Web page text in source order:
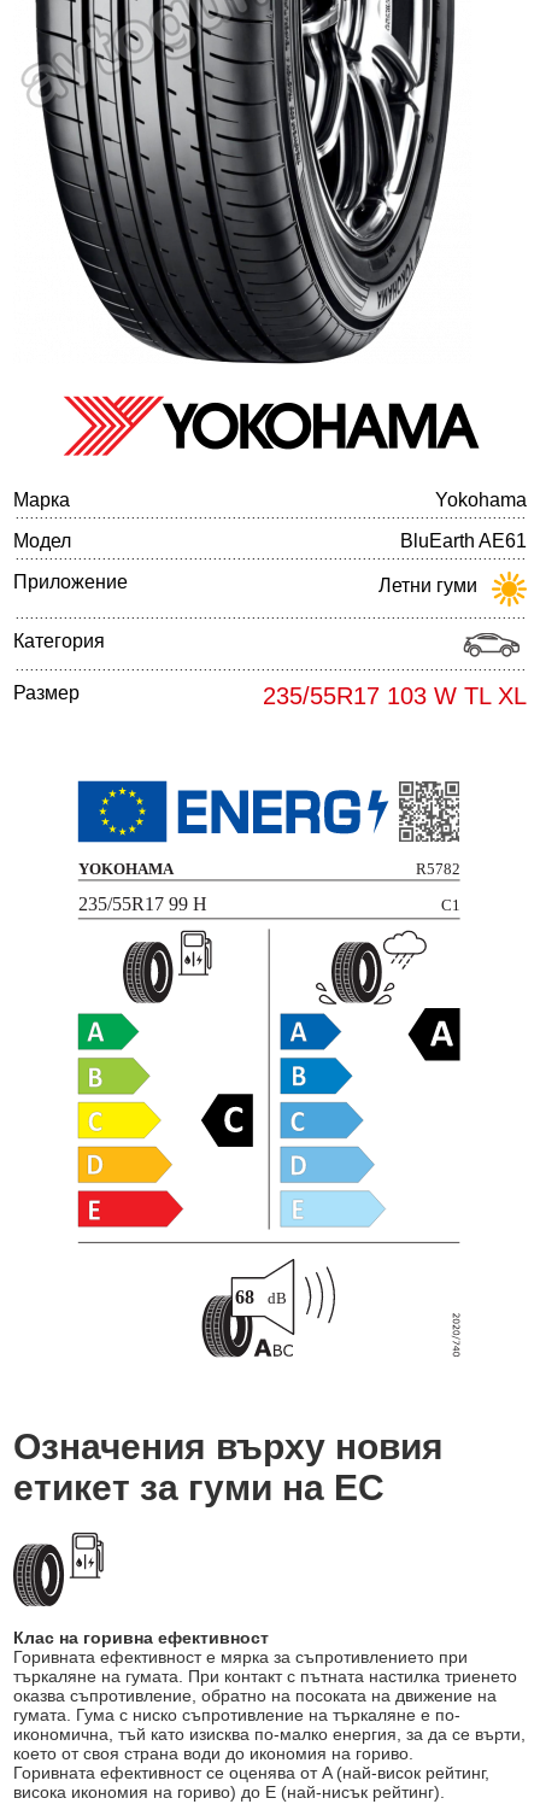
Баланс на автомобилните гуми
Марка
Yokohama
Модел
BluEarth AE61
Приложение
Летни гуми
Категория
Размер 235/55R17 103 W TL XL
Означения върху новия
етикет за гуми на ЕС
Клас на горивна ефективност
Горивната ефективност е мярка за съпротивлението при
търкаляне на гумата. При контакт с пътната настилка триенето
оказва съпротивление, обратно на посоката на движение на
гумата. Гума с ниско съпротивление на търкаляне е по-
икономична, тъй като изисква по-малко енергия, за да се върти,
което от своя страна води до икономия на гориво.
Горивната ефективност се оценява от A (най-висок рейтинг,
висока икономия на гориво) до E (най-нисък рейтинг).